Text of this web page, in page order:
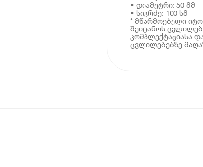
• დიამეტრი: 50 მმ
• სიგრძე: 100 სმ
* მწარმოებელი
შეიტანოს
კომპლექტაციასა
ცვლილებებზე